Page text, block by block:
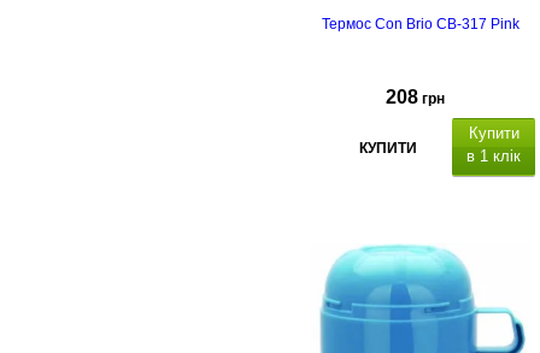
Термос Con Brio CB-317 Pink
208 грн
КУПИТИ
Купити
в 1 клік